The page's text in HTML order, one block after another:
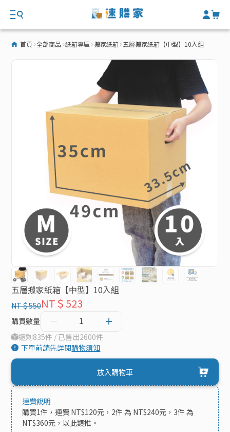
首頁 全部商品 紙箱專區 搬家紙箱 五層搬家紙箱【中型】10入組
五層搬家紙箱【中型】10入組
NT＄550NT＄523
購買數量
還剩835件 / 已售出2600件
下單前請先詳閱購物須知
放入購物車
運費說明
購買1件，運費 NT$120元，2件 為 NT$240元，3件 為
NT$360元，以此類推。